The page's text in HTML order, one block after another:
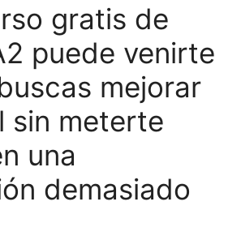
gratis de
puede venirte
mejorar
sin meterte
una
demasiado